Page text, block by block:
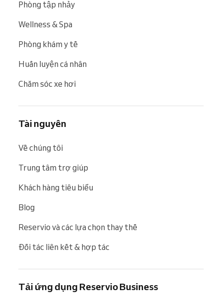
Phòng tập nhảy
Wellness & Spa
Phòng khám y tế
Huấn luyện cá nhân
Chăm sóc xe hơi
Tài nguyên
Về chúng tôi
Trung tâm trợ giúp
Khách hàng tiêu biểu
Blog
Reservio và các lựa chọn thay thế
Đối tác liên kết & hợp tác
Tải ứng dụng Reservio Business